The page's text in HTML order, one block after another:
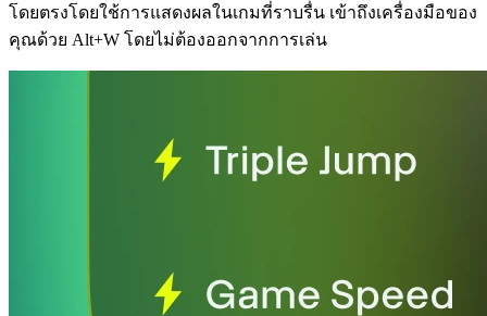
โดยตรงโดยใช้การแสดงผลในเกมที่ราบรื่น เข้าถึงเครื่องมือของ
คุณด้วย Alt+W โดยไม่ต้องออกจากการเล่น